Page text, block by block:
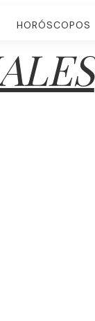
HORÓSCOPOS